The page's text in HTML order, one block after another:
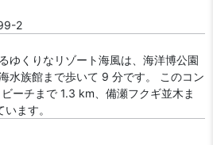
2
ゆくりなリゾート海風は、海洋博公園
水族館まで歩いて 9 分です。 このコン
ーチまで 1.3 km、備瀬フクギ並木ま
ます。